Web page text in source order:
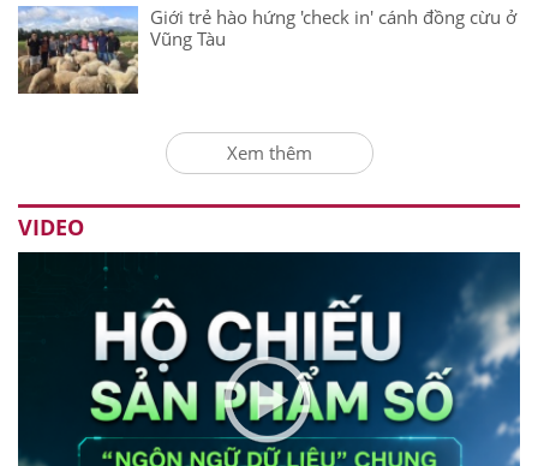
Giới trẻ hào hứng 'check in' cánh đồng cừu ở
Vũng Tàu
Xem thêm
VIDEO